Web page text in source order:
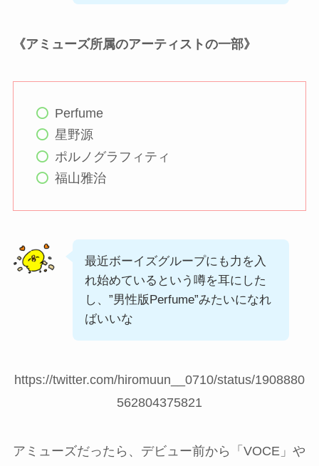
《アミューズ所属のアーティストの一部》
Perfume
星野源
ポルノグラフィティ
福山雅治
最近ボーイズグループにも力を入
れ始めているという噂を耳にした
し、”男性版Perfume”みたいになれ
ばいいな
https://twitter.com/hiromuun__0710/status/1908880
562804375821
アミューズだったら、デビュー前から「VOCE」や